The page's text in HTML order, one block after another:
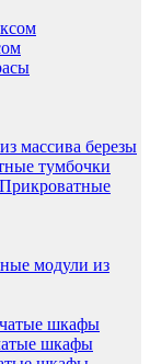
массива березы
тумбочки
Прикроватные
модули из
шкафы
шкафы